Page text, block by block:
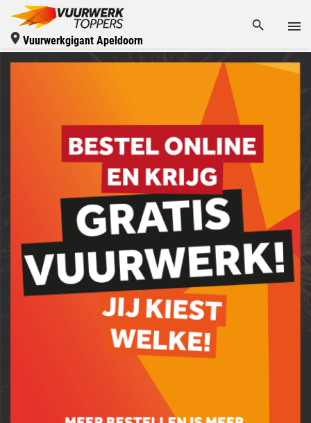
Vuurwerkgigant Apeldoorn